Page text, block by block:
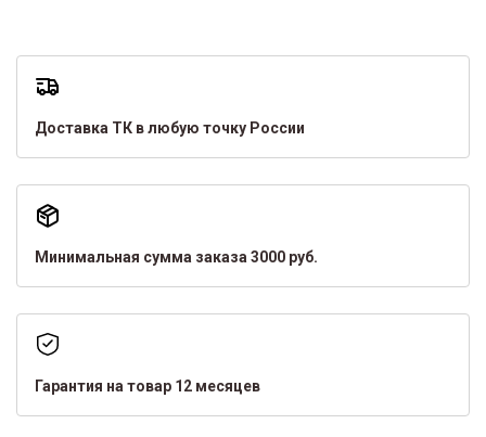
Доставка ТК в любую точку России
Минимальная сумма заказа 3000 руб.
Гарантия на товар 12 месяцев